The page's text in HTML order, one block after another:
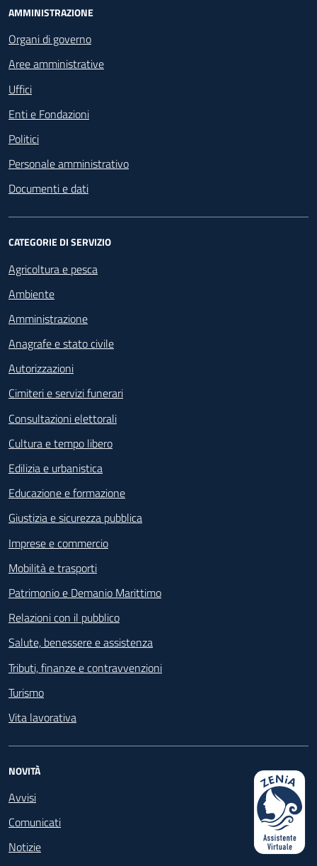
Footer - Navigazione
AMMINISTRAZIONE
Organi di governo
Aree amministrative
Uffici
Enti e Fondazioni
Politici
Personale amministrativo
Documenti e dati
CATEGORIE DI SERVIZIO
Agricoltura e pesca
Ambiente
Amministrazione
Anagrafe e stato civile
Autorizzazioni
Cimiteri e servizi funerari
Consultazioni elettorali
Cultura e tempo libero
Edilizia e urbanistica
Educazione e formazione
Giustizia e sicurezza pubblica
Imprese e commercio
Mobilità e trasporti
Patrimonio e Demanio Marittimo
Relazioni con il pubblico
Salute, benessere e assistenza
Tributi, finanze e contravvenzioni
Turismo
Vita lavorativa
NOVITÀ
Avvisi
Comunicati
Notizie